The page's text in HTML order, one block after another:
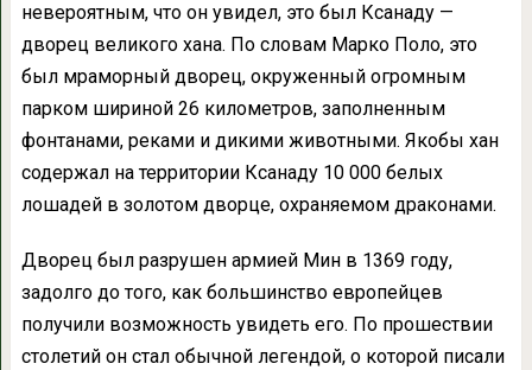
невероятным, что он увидел, это был Ксанаду —
дворец великого хана. По словам Марко Поло, это
был мраморный дворец, окруженный огромным
парком шириной 26 километров, заполненным
фонтанами, реками и дикими животными. Якобы хан
содержал на территории Ксанаду 10 000 белых
лошадей в золотом дворце, охраняемом драконами.
Дворец был разрушен армией Мин в 1369 году,
задолго до того, как большинство европейцев
получили возможность увидеть его. По прошествии
столетий он стал обычной легендой, о которой писали